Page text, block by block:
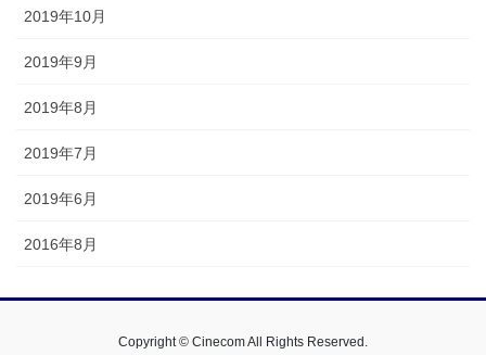
2019年10月
2019年9月
2019年8月
2019年7月
2019年6月
2016年8月
Copyright © Cinecom All Rights Reserved.